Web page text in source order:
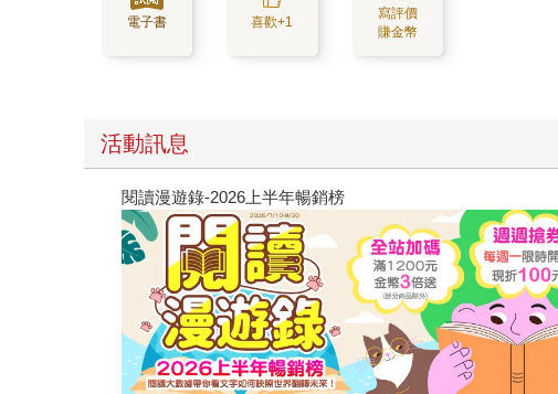
電子書 喜歡+1
寫評價
賺金幣
活動訊息
閱讀漫遊錄-2026上半年暢銷榜